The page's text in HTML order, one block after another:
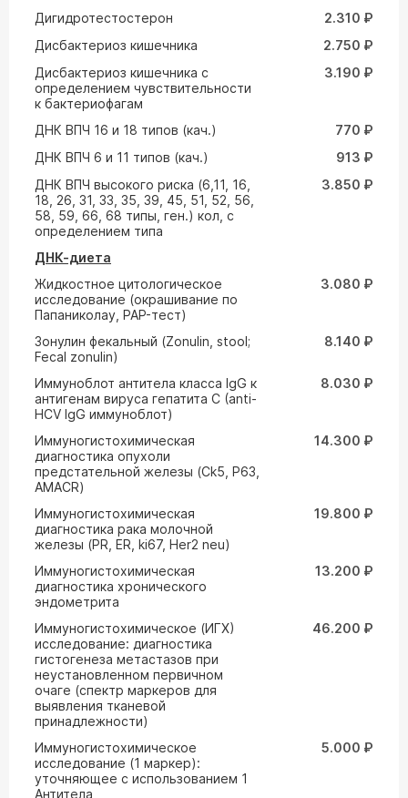
Дигидротестостерон
2.310 ₽
Дисбактериоз кишечника
2.750 ₽
Дисбактериоз кишечника с
определением чувствительности
к бактериофагам
3.190 ₽
ДНК ВПЧ 16 и 18 типов (кач.)
770 ₽
ДНК ВПЧ 6 и 11 типов (кач.)
913 ₽
ДНК ВПЧ высокого риска (6,11, 16,
18, 26, 31, 33, 35, 39, 45, 51, 52, 56,
58, 59, 66, 68 типы, ген.) кол, с
определением типа
3.850 ₽
ДНК-диета
Жидкостное цитологическое
исследование (окрашивание по
Папаниколау, PAP-тест)
3.080 ₽
Зонулин фекальный (Zonulin, stool;
Fecal zonulin)
8.140 ₽
Иммуноблот антитела класса IgG к
антигенам вируса гепатита С (anti-
HCV IgG иммуноблот)
8.030 ₽
Иммуногистохимическая
диагностика опухоли
предстательной железы (Ck5, P63,
AMACR)
14.300 ₽
Иммуногистохимическая
диагностика рака молочной
железы (PR, ER, ki67, Her2 neu)
19.800 ₽
Иммуногистохимическая
диагностика хронического
эндометрита
13.200 ₽
Иммуногистохимическое (ИГХ)
исследование: диагностика
гистогенеза метастазов при
неустановленном первичном
очаге (спектр маркеров для
выявления тканевой
принадлежности)
46.200 ₽
Иммуногистохимическое
исследование (1 маркер):
уточняющее с использованием 1
Антитела
5.000 ₽